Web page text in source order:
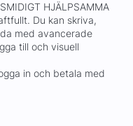
HJÄLPSAMMA
Du kan skriva,
med avancerade
till och visuell
in och betala med